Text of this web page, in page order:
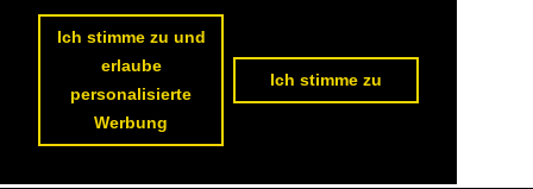
Ich stimme zu und
erlaube
personalisierte
Werbung
Ich stimme zu